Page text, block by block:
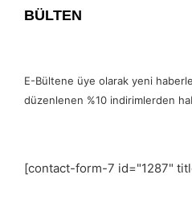
BÜLTEN
E-Bültene üye olarak yeni
düzenlenen %10 indirimlerden
[contact-form-7 id="1287"